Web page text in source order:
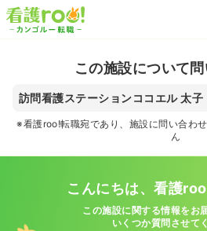
この施設について
訪問看護ステーションココエル 太子
※看護roo!転職宛であり、施設に問い合わ
ん
こんにちは、看護
この施設に関する情報をお
いくつか質問させて